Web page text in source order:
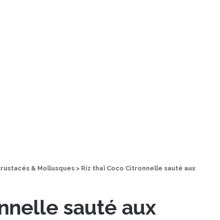
& Mollusques > Riz thaï Coco Citronnelle sauté aux
sauté aux